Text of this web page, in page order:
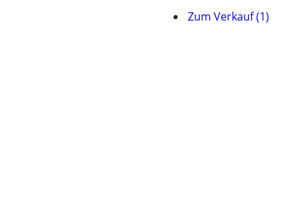
Zum Verkauf (1)